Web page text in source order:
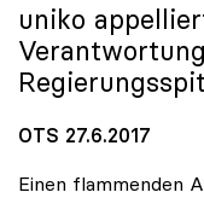
uniko
OTS 27.6.2017
Einen flammenden